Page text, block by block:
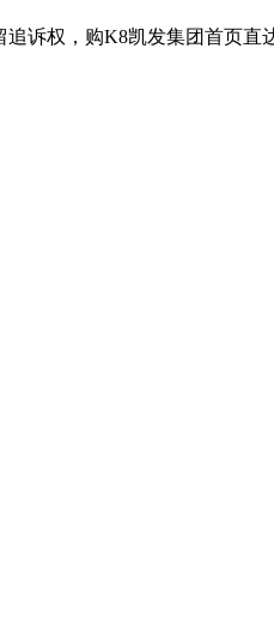
诉权，购K8凯发集团首页直